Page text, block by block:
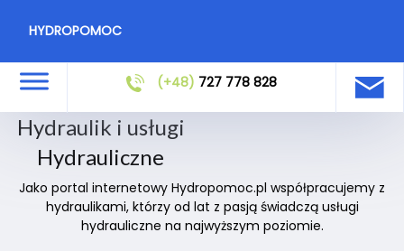
HYDROPOMOC
(+48) 727 778 828
Hydraulik i usługi
Hydrauliczne
Jako portal internetowy Hydropomoc.pl współpracujemy z
hydraulikami, którzy od lat z pasją świadczą usługi
hydrauliczne na najwyższym poziomie.